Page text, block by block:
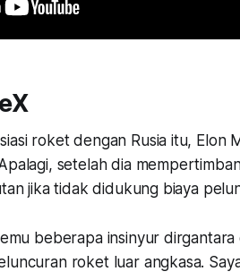
roket dengan Rusia itu,
setelah dia
jika tidak didukung biaya
beberapa insinyur
roket luar angkasa.